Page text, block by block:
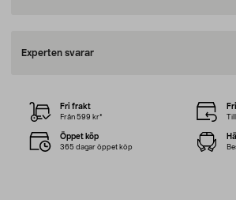
Experten svarar
Fri frakt
Från 599 kr*
Öppet köp
365 dagar öppet köp